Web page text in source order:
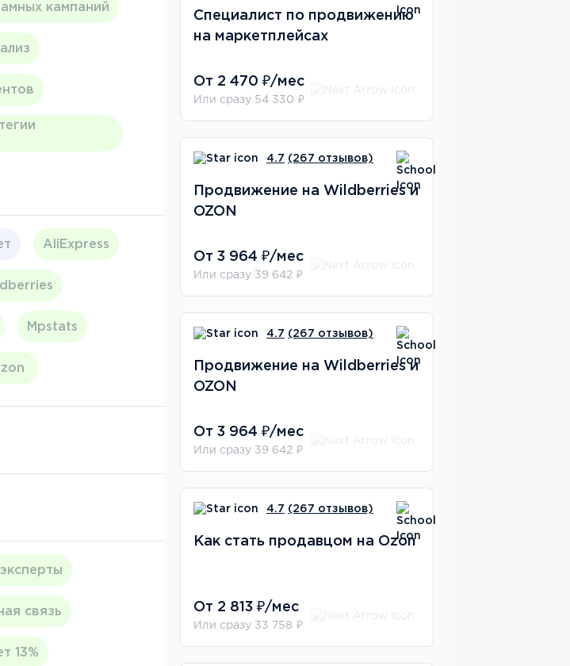
кампаний
AliExpress
Mpstats
связь
13%
Специалист по продвижению
на маркетплейсах
От 2 470 ₽/мес
Или сразу 54 330 ₽
4.7 (267 отзывов)
Продвижение на Wildberries и
OZON
От 3 964 ₽/мес
Или сразу 39 642 ₽
4.7 (267 отзывов)
Продвижение на Wildberries и
OZON
От 3 964 ₽/мес
Или сразу 39 642 ₽
4.7 (267 отзывов)
Как стать продавцом на Ozon
От 2 813 ₽/мес
Или сразу 33 758 ₽